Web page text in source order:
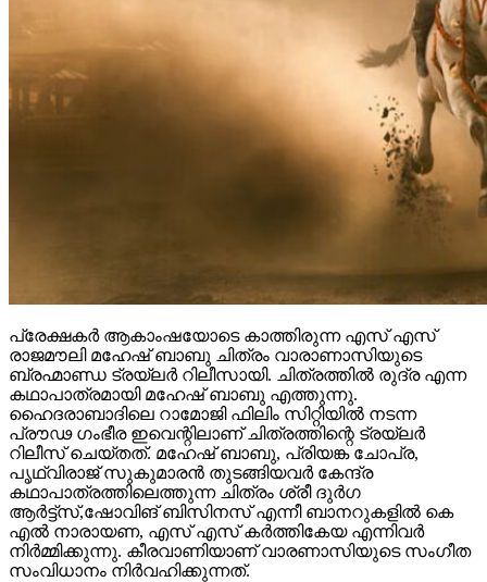
പ്രേക്ഷകർ ആകാംഷയോടെ കാത്തിരുന്ന എസ് എസ്
രാജമൗലി മഹേഷ് ബാബു ചിത്രം വാരാണാസിയുടെ
ബ്രഹ്മാണ്ഡ ട്രയ്ലർ റിലീസായി. ചിത്രത്തിൽ രുദ്ര എന്ന
കഥാപാത്രമായി മഹേഷ് ബാബു എത്തുന്നു.
ഹൈദരാബാദിലെ റാമോജി ഫിലിം സിറ്റിയിൽ നടന്ന
പ്രൗഢ ഗംഭീര ഇവെന്റിലാണ് ചിത്രത്തിന്റെ ട്രയ്ലർ
റിലീസ് ചെയ്തത്. മഹേഷ് ബാബു, പ്രിയങ്ക ചോപ്ര,
പൃഥ്വിരാജ് സുകുമാരൻ തുടങ്ങിയവർ കേന്ദ്ര
കഥാപാത്രത്തിലെത്തുന്ന ചിത്രം ശ്രീ ദുർഗ
ആർട്ട്സ്,ഷോവിങ് ബിസിനസ് എന്നീ ബാനറുകളിൽ കെ
എൽ നാരായണ, എസ് എസ് കർത്തികേയ എന്നിവർ
നിർമ്മിക്കുന്നു. കീരവാണിയാണ് വാരണാസിയുടെ സംഗീത
സംവിധാനം നിർവഹിക്കുന്നത്.